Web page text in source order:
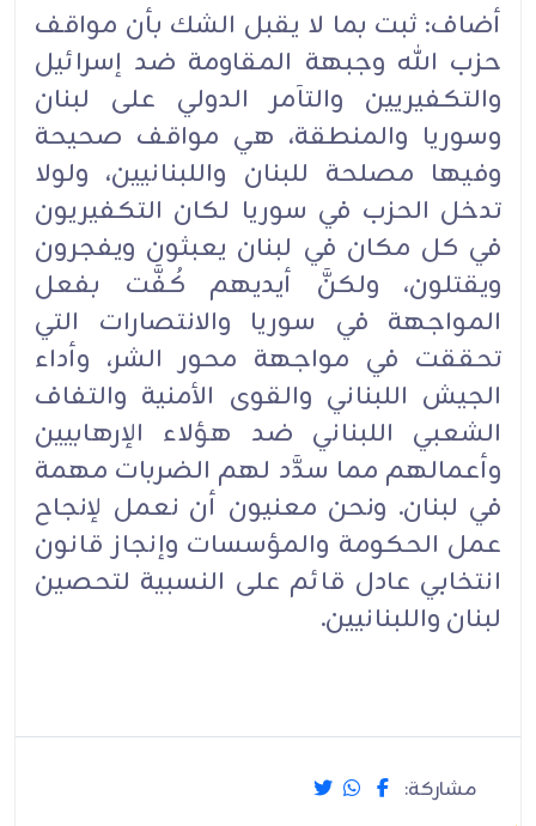
أضاف: ثبت بما لا يقبل الشك بأن مواقف
حزب الله وجبهة المقاومة ضد إسرائيل
والتكفيريين والتآمر الدولي على لبنان
وسوريا والمنطقة، هي مواقف صحيحة
وفيها مصلحة للبنان واللبنانيين، ولولا
تدخل الحزب في سوريا لكان التكفيريون
في كل مكان في لبنان يعبثون ويفجرون
ويقتلون، ولكنَّ أيديهم كُفَّت بفعل
المواجهة في سوريا والانتصارات التي
تحققت في مواجهة محور الشر، وأداء
الجيش اللبناني والقوى الأمنية والتفاف
الشعبي اللبناني ضد هؤلاء الإرهابيين
وأعمالهم مما سدَّد لهم الضربات مهمة
في لبنان. ونحن معنيون أن نعمل لإنجاح
عمل الحكومة والمؤسسات وإنجاز قانون
انتخابي عادل قائم على النسبية لتحصين
لبنان واللبنانيين.
مشاركة: